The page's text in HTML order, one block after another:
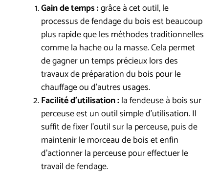
Gain de temps :grâce à cet outil, le
processus de fendage du bois est beaucoup
plus rapide que les méthodes traditionnelles
comme la hache ou la masse. Cela permet
de gagner un temps précieux lors des
travaux de préparation du bois pour le
chauffage ou d’autres usages.
Facilité d’utilisation :la fendeuse à bois sur
perceuse est un outil simple d’utilisation. Il
suffit de fixer l’outil sur la perceuse, puis de
maintenir le morceau de bois et enfin
d’actionner la perceuse pour effectuer le
travail de fendage.